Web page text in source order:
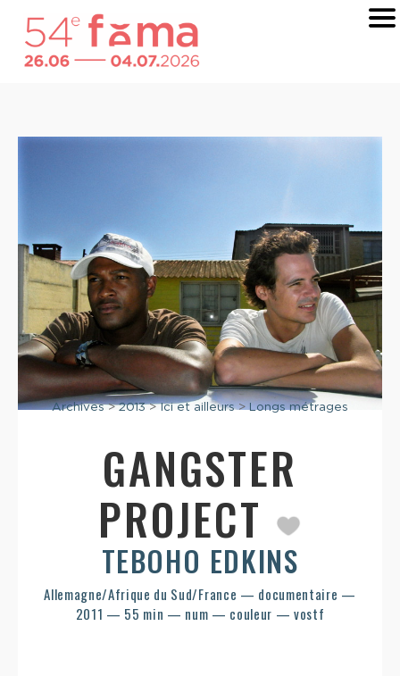
Archives>2013>Ici et ailleurs>Longs métrages
GANGSTER
PROJECT
TEBOHO EDKINS
Allemagne/Afrique du Sud/France — documentaire —
2011 — 55 min — num — couleur — vostf